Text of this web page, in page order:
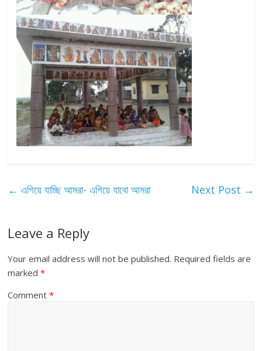
← এগিয়ে যাচ্ছি আমরা- এগিয়ে যাবো আমরা Next Post →
Leave a Reply
Your email address will not be published. Required fields are
marked*
Comment*